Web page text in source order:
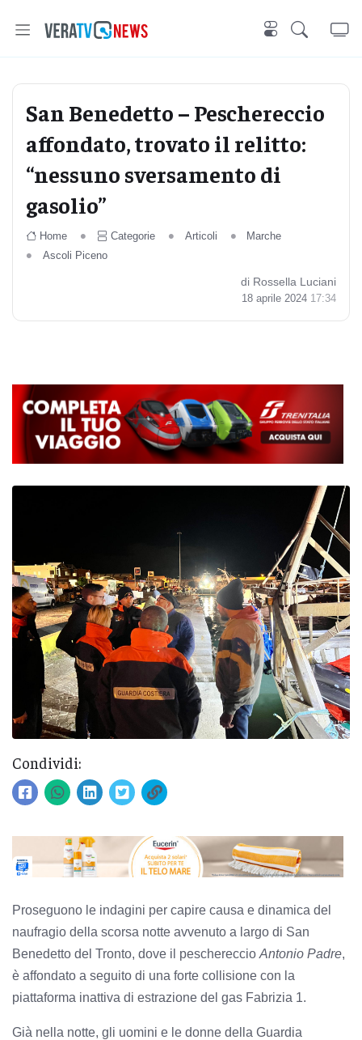
San Benedetto – Peschereccio
affondato, trovato il relitto:
“nessuno sversamento di
gasolio”
Home Categorie Articoli
Marche
Ascoli Piceno
di Rossella Luciani
18 aprile 2024 17:34
Condividi:
Proseguono le indagini per capire causa e dinamica del
naufragio della scorsa notte avvenuto a largo di San
Benedetto del Tronto, dove il peschereccio Antonio Padre,
è affondato a seguito di una forte collisione con la
piattaforma inattiva di estrazione del gas Fabrizia 1.
Già nella notte, gli uomini e le donne della Guardia